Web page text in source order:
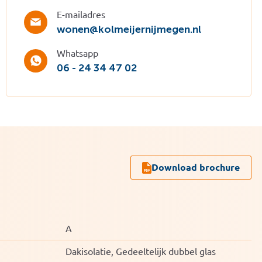
E-mailadres
wonen@kolmeijernijmegen.nl
Whatsapp
06 - 24 34 47 02
Download brochure
A
Dakisolatie, Gedeeltelijk dubbel glas